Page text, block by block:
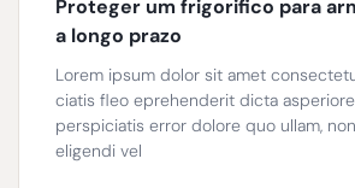
Proteger um frigorifico para
a longo prazo
Lorem ipsum dolor sit amet
ciatis fleo eprehenderit dicta
perspiciatis error dolore quo ullam,
eligendi vel